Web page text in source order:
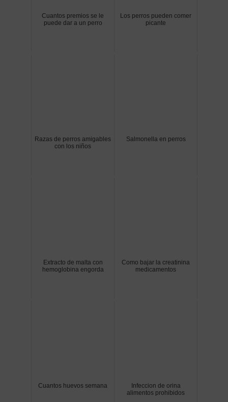
Cuantos premios se le
puede dar a un perro
Los perros pueden comer
picante
Razas de perros amigables
con los niños
Salmonella en perros
Extracto de malta con
hemoglobina engorda
Como bajar la creatinina
medicamentos
Cuantos huevos semana
Infeccion de orina
alimentos prohibidos